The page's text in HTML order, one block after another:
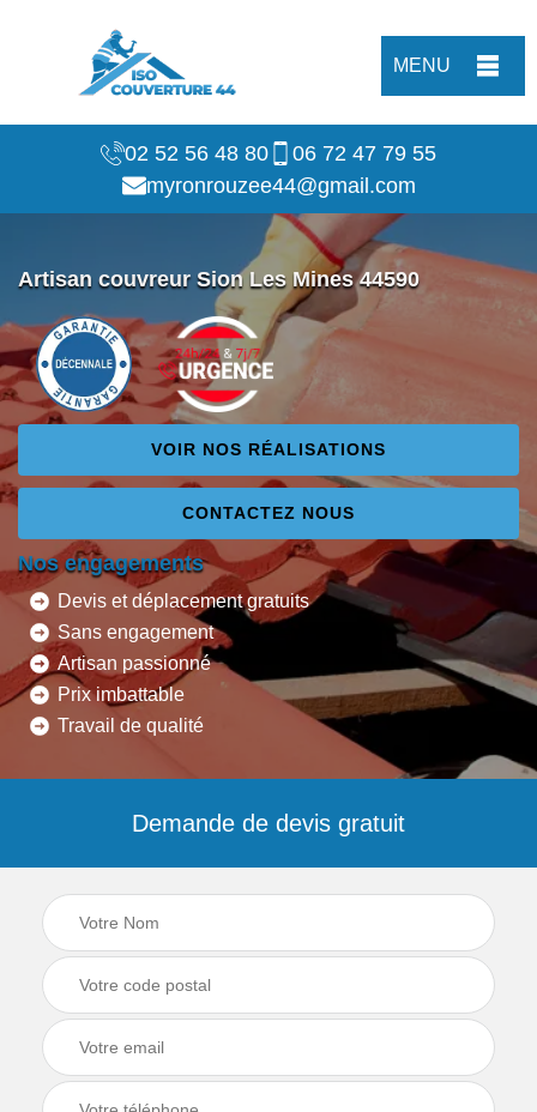
MENU
02 52 56 48 80
06 72 47 79 55
myronrouzee44@gmail.com
Artisan couvreur Sion Les Mines 44590
VOIR NOS RÉALISATIONS
CONTACTEZ NOUS
Nos engagements
Devis et déplacement gratuits
Sans engagement
Artisan passionné
Prix imbattable
Travail de qualité
Demande de devis gratuit